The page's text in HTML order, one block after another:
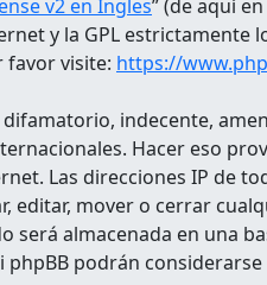
v2 en Ingles” (de aquí
y la GPL
favor visite: https://
indecente,
Hacer eso
Las direcciones IP de
editar, mover o cerrar
almacenada en una
podrán